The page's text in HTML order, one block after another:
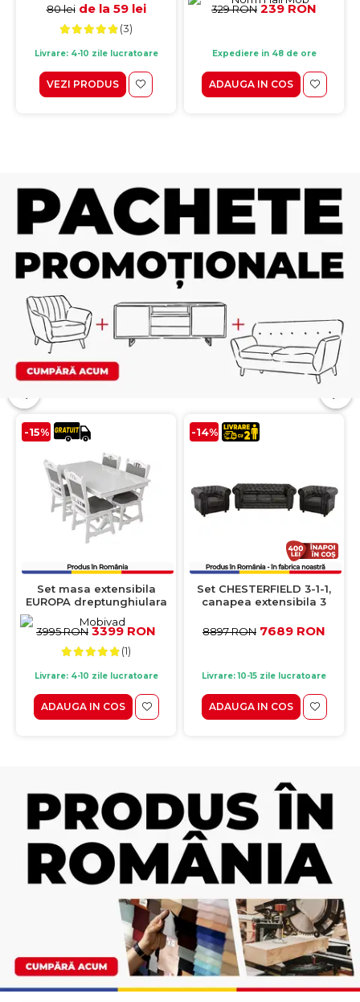
80 lei de la 59 lei
(3)
Livrare: 4-10 zile lucratoare
VEZI PRODUS
329 RON 239 RON
Expediere in 48 de ore
ADAUGA IN COS
-15%
Set masa extensibila
EUROPA dreptunghiulara
cu 4 scaune FLANDER
stofa gri, lemn masiv, alb,
3995 RON 3399 RON
(1)
Livrare: 4-10 zile lucratoare
ADAUGA IN COS
-14%
Set CHESTERFIELD 3-1-1,
canapea extensibila 3
negru
8897 RON 7689 RON
Livrare: 10-15 zile lucratoare
ADAUGA IN COS